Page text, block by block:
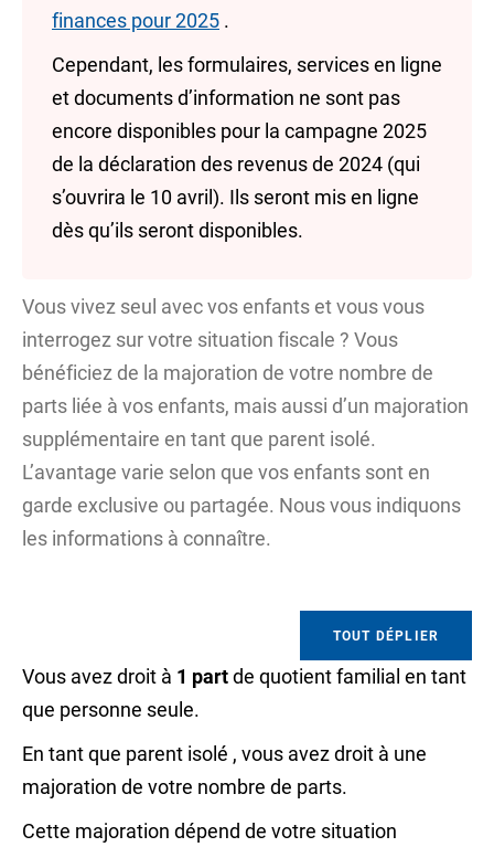
finances pour 2025 .
Cependant, les formulaires, services en ligne
et documents d’information ne sont pas
encore disponibles pour la campagne 2025
de la déclaration des revenus de 2024 (qui
s’ouvrira le 10 avril). Ils seront mis en ligne
dès qu’ils seront disponibles.
Vous vivez seul avec vos enfants et vous vous
interrogez sur votre situation fiscale ? Vous
bénéficiez de la majoration de votre nombre de
parts liée à vos enfants, mais aussi d’un majoration
supplémentaire en tant que parent isolé.
L’avantage varie selon que vos enfants sont en
garde exclusive ou partagée. Nous vous indiquons
les informations à connaître.
TOUT DÉPLIER
Vous avez droit à 1 partde quotient familial en tant
que personne seule.
En tant que parent isolé , vous avez droit à une
majoration de votre nombre de parts.
Cette majoration dépend de votre situation